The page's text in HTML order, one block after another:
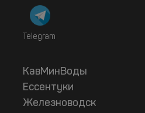
Telegram
КавМинВоды
Ессентуки
Железноводск